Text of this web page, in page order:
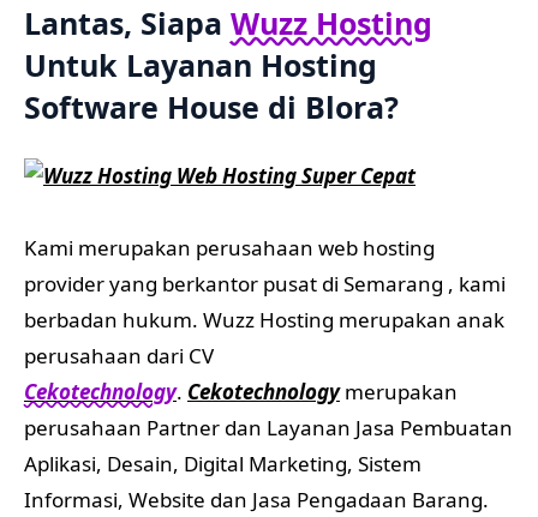
Lantas, Siapa Wuzz Hosting
Untuk Layanan Hosting
Software House di Blora?
Kami merupakan perusahaan web hosting
provider yang berkantor pusat di Semarang , kami
berbadan hukum. Wuzz Hosting merupakan anak
perusahaan dari CV
Cekotechnology. Cekotechnologymerupakan
perusahaan Partner dan Layanan Jasa Pembuatan
Aplikasi, Desain, Digital Marketing, Sistem
Informasi, Website dan Jasa Pengadaan Barang.